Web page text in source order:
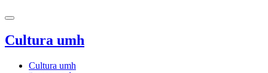
Cultura umh
Cultura umh